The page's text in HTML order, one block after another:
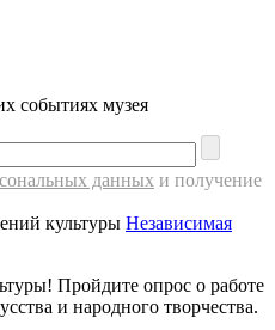
событиях музея
данных и получение
культуры Независимая
Пройдите опрос о работе
и народного творчества.